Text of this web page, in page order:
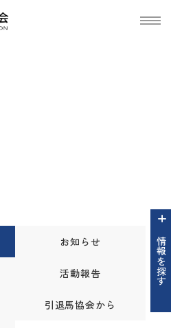
情報を探す
お知らせ
活動報告
引退馬協会から